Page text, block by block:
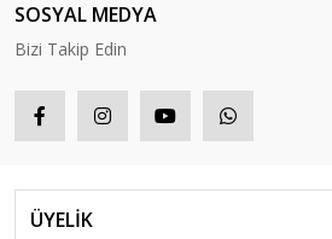
SOSYAL MEDYA
Bizi Takip Edin
ÜYELİK